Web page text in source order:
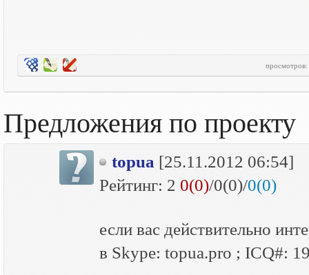
просмотров:
Предложения по проекту
topua [25.11.2012 06:54]
Рейтинг: 2 0(0)/0(0)/0(0)
если вас действительно
в Skype: topua.pro ; ICQ#: